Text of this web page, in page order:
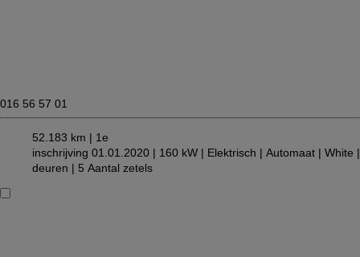
016 56 57 01
52.183 km | 1e
inschrijving 01.01.2020 | 160 kW | Elektrisch | Automaat | White
deuren | 5 Aantal zetels